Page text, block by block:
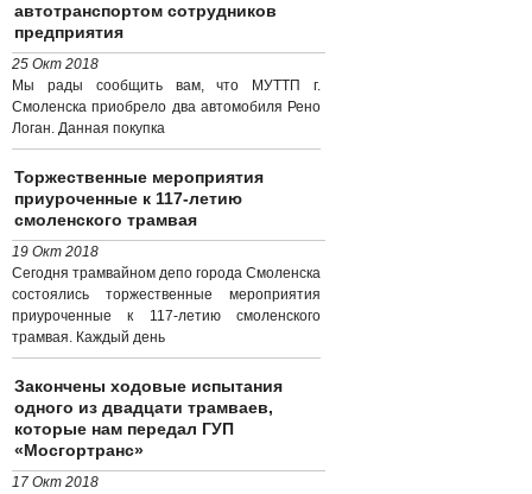
автотранспортом сотрудников
предприятия
25 Окт 2018
Мы рады сообщить вам, что МУТТП г.
Смоленска приобрело два автомобиля Рено
Логан. Данная покупка
Торжественные мероприятия
приуроченные к 117-летию
смоленского трамвая
19 Окт 2018
Сегодня трамвайном депо города Смоленска
состоялись торжественные мероприятия
приуроченные к 117-летию смоленского
трамвая. Каждый день
Закончены ходовые испытания
одного из двадцати трамваев,
которые нам передал ГУП
«Мосгортранс»
17 Окт 2018